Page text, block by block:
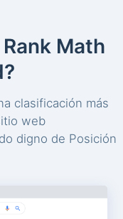
Math
clasificación más
web
digno de Posición